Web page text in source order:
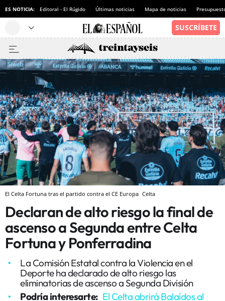
ES NOTICIA: Editoral - El Rúgido Últimas noticias Mapa de noticias
El Celta Fortuna tras el partido contra el CE Europa Celta
Declaran de alto riesgo la final de
ascenso a Segunda entre Celta
Fortuna y Ponferradina
La Comisión Estatal contra la Violencia en el
Deporte ha declarado de alto riesgo las
eliminatorias de ascenso a Segunda División
Podría interesarte: El Celta abrirá Balaídos al